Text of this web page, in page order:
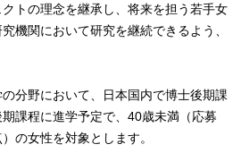
トの理念を継承し、将来を担う若手女
機関において研究を継続できるよう、
分野において、日本国内で博士後期課
課程に進学予定で、40歳未満（応募
の女性を対象とします。